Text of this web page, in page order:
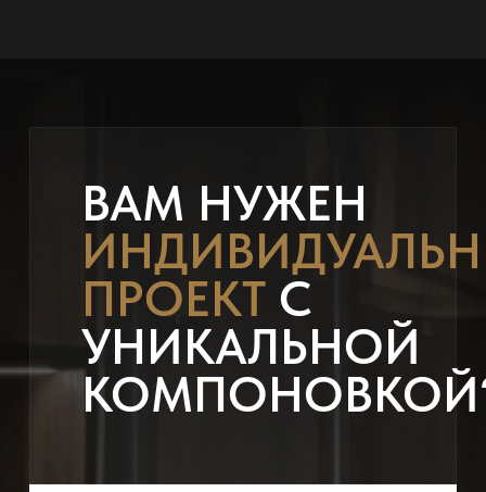
ВАМ НУЖЕН
ПРОЕКТС
УНИКАЛЬНОЙ